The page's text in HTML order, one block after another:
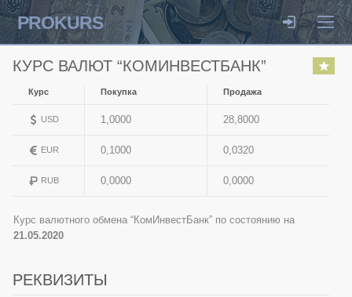
PROKURS
КУРС ВАЛЮТ “КОМИНВЕСТБАНК”
Курс Покупка Продажа
USD 1,0000 28,8000
EUR 0,1000 0,0320
RUB 0,0000 0,0000
Курс валютного обмена “КомИнвестБанк” по состоянию на
21.05.2020
РЕКВИЗИТЫ